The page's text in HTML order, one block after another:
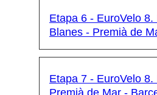
Etapa 6 - EuroVelo 8.
Blanes - Premià de
Etapa 7 - EuroVelo 8.
Premià de Mar -